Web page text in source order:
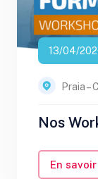
13/04/
Praia –
Nos
En